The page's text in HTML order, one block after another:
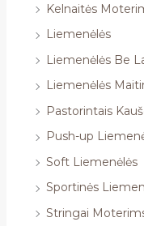
Kelnaitės
Liemenėlės
Liemenėlės Be
Liemenėlės
Pastorintais
Push-up
Soft Liemenėlės
Sportinės
Stringai